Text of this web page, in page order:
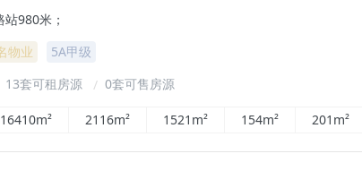
980米；
物业
5A甲级
13套可租房源 / 0套可售房源
16410m² 2116m² 1521m² 154m² 201m²